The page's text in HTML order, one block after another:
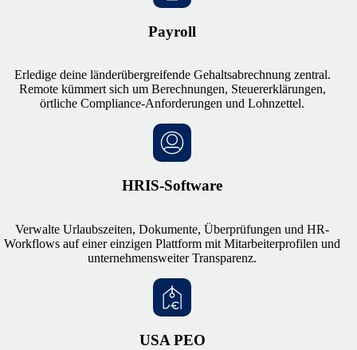
Payroll
Erledige deine länderübergreifende Gehaltsabrechnung zentral.
Remote kümmert sich um Berechnungen, Steuererklärungen,
örtliche Compliance-Anforderungen und Lohnzettel.
HRIS-Software
Verwalte Urlaubszeiten, Dokumente, Überprüfungen und HR-
Workflows auf einer einzigen Plattform mit Mitarbeiterprofilen und
unternehmensweiter Transparenz.
USA PEO